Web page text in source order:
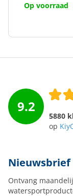
Op voorraad
9.2
5880
op
Nieuwsbrief
Ontvang